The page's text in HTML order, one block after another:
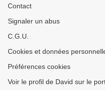
Contact
Signaler un abus
C.G.U.
Cookies et données
Préférences cookies
Voir le profil de David sur le